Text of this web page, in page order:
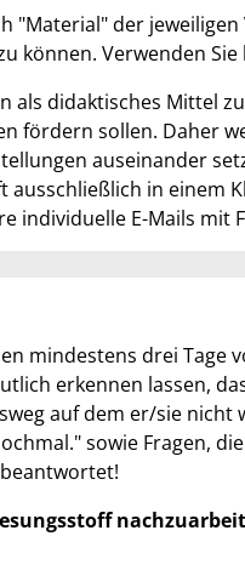
"Material" der
können. Verwenden
als didaktisches Mittel
fördern sollen. Daher
auseinander
ausschließlich in
individuelle E-Mails
mindestens drei
erkennen lassen,
auf dem er/sie
sowie Fragen,